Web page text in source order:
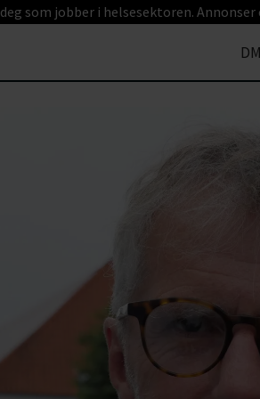
som jobber i helsesektoren.